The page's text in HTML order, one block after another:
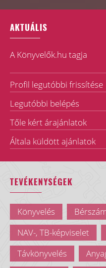
AKTUÁLIS
A Könyvelők.hu tagja
Profil legutóbbi frissítése
Legutóbbi belépés
Tőle kért árajánlatok
Általa küldött ajánlatok
TEVÉKENYSÉGEK
Könyvelés
NAV-, TB-képviselet
Távkönyvelés